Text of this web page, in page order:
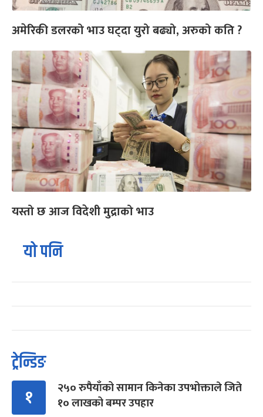
अमेरिकी डलरको भाउ घट्दा युरो बढ्यो, अरुको कति ?
यस्तो छ आज विदेशी मुद्राको भाउ
यो पनि
ट्रेन्डिङ
१
२५० रुपैयाँको सामान किनेका उपभोक्ताले जिते
१० लाखको बम्पर उपहार